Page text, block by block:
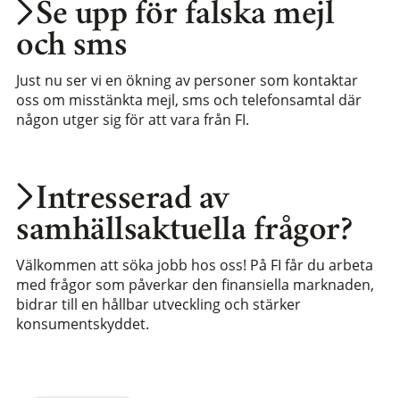
Intresserad av
samhällsaktuella frågor?
Välkommen att söka jobb hos oss! På FI får du arbeta
med frågor som påverkar den finansiella marknaden,
bidrar till en hållbar utveckling och stärker
konsumentskyddet.
Se upp för falska mejl
och sms
Just nu ser vi en ökning av personer som kontaktar
oss om misstänkta mejl, sms och telefonsamtal där
någon utger sig för att vara från FI.